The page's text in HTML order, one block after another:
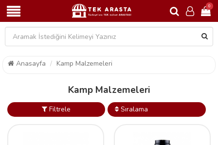
0
Anasayfa Kamp Malzemeleri
Kamp Malzemeleri
Filtrele